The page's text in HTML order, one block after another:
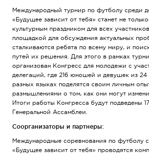
Международный турнир по футболу среди
«Будущее зависит от тебя» станет не
культурным праздником для всех
площадкой для обсуждения актуальных
сталкиваются ребята по всему миру, и
путей их решения. Для этого в рамках
организован Конгресс для молодежи с
делегаций, где 216 юношей и девушек из 24
разных языках поделятся своим личным
размышлениями о том, как они могут
Итоги работы Конгресса будут подведены
Генеральной Ассамблеи.
Соорганизаторы и партнеры:
Международные соревнования по футболу
«Будущее зависит от тебя» проводятся